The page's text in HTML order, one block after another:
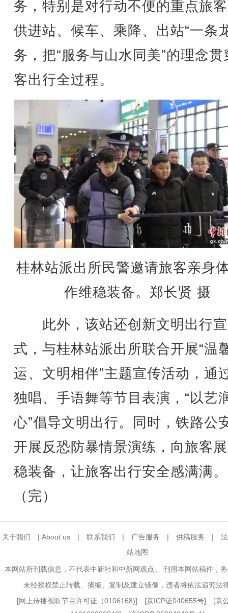
务，特别是对行动不便的重点旅
供进站、候车、乘降、出站“一条
务，把“服务与山水同美”的理念贯
客出行全过程。
桂林站派出所民警邀请旅客亲身
作维稳装备。郑长贤 摄
此外，该站还创新文明出行
式，与桂林站派出所联合开展“温
运、文明相伴”主题宣传活动，通
独唱、手语舞等节目表演，“以艺
心”倡导文明出行。同时，铁路公
开展反恐防暴情景演练，向旅客
稳装备，让旅客出行安全感满满。
（完）
关于我们 | About us | 联系我们 | 广告服务 | 供稿服务 |
站地图
本网站所刊载信息，不代表中新社和中新网观点。 刊用本网站稿件，
未经授权禁止转载、摘编、复制及建立镜像，违者将依法追究法
[网上传播视听节目许可证（0106168)] [京ICP证040655号] [京